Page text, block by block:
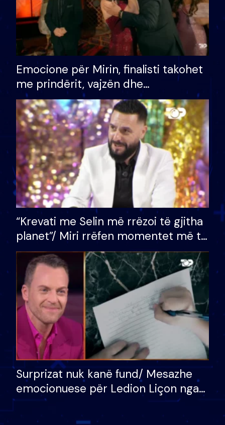
Emocione për Mirin, finalisti takohet
me prindërit, vajzën dhe
bashkëshorten: S’kemi ndonjë letër
divorci apo jo?
“Krevati me Selin më rrëzoi të gjitha
planet”/ Miri rrëfen momentet më të
bukura në shtëpinë e BB VIP: Do më
mungojë zilja e mëngjesit kur…
Surprizat nuk kanë fund/ Mesazhe
emocionuese për Ledion Liçon nga
nëna dhe fëmijët e tij, moderatori
nuk i mban dot lotët: Nuk meritoj…